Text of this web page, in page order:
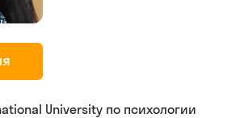
University по психологии